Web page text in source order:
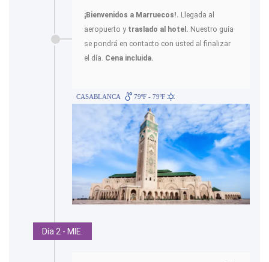
¡Bienvenidos a Marruecos!. Llegada al
aeropuerto y traslado al hotel. Nuestro guía
se pondrá en contacto con usted al finalizar
el día. Cena incluida.
CASABLANCA 79ºF - 79ºF
Día 2 - MIE.